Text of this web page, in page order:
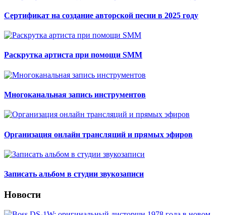
Сертификат на создание авторской песни в 2025 году
Раскрутка артиста при помощи SMM
Многоканальная запись инструментов
Организация онлайн трансляций и прямых эфиров
Записать альбом в студии звукозаписи
Новости